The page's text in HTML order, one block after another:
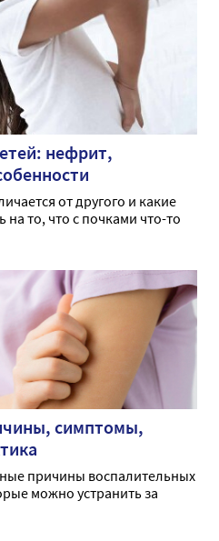
нефрит,
от другого и какие
то, что с почками что-то
симптомы,
причины воспалительных
можно устранить за